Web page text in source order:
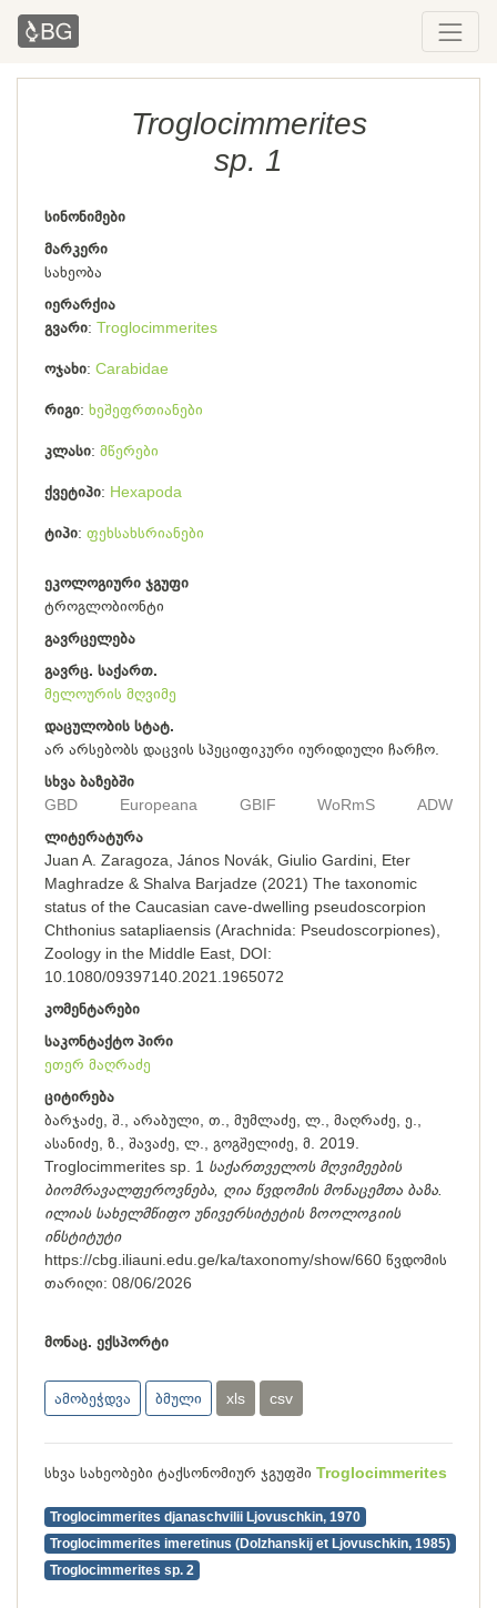
Troglocimmerites
sp. 1
სინონიმები
მარკერი
სახეობა
იერარქია
გვარი Troglocimmerites
ოჯახი Carabidae
რიგი ხეშეფრთიანები
კლასი მწერები
ქვეტიპი Hexapoda
ტიპი ფეხსახსრიანები
ეკოლოგიური ჯგუფი
ტროგლობიონტი
გავრცელება
გავრც. საქართ.
მელოურის მღვიმე
დაცულობის სტატ.
არ არსებობს დაცვის სპეციფიკური იურიდიული ჩარჩო.
სხვა ბაზებში
GBD
Europeana GBIF WoRmS
ADW
ლიტერატურა
Juan A. Zaragoza, János Novák, Giulio Gardini, Eter
Maghradze & Shalva Barjadze (2021) The taxonomic
status of the Caucasian cave-dwelling pseudoscorpion
Chthonius satapliaensis (Arachnida: Pseudoscorpiones),
Zoology in the Middle East, DOI:
10.1080/09397140.2021.1965072
კომენტარები
საკონტაქტო პირი
ეთერ მაღრაძე
ციტირება
ბარჯაძე, შ., არაბული, თ., მუმლაძე, ლ., მაღრაძე, ე.,
ასანიძე, ზ., შავაძე, ლ., გოგშელიძე, მ. 2019.
Troglocimmerites sp. 1 საქართველოს მღვიმეების
ბიომრავალფეროვნება, ღია წვდომის მონაცემთა ბაზა.
ილიას სახელმწიფო უნივერსიტეტის ზოოლოგიის
ინსტიტუტი
https://cbg.iliauni.edu.ge/ka/taxonomy/show/660 წვდომის
თარიღი: 08/06/2026
მონაც. ექსპორტი
ამობეჭდვა ბმული xls csv
სხვა სახეობები ტაქსონომიურ ჯგუფში Troglocimmerites
Troglocimmerites djanaschvilii Ljovuschkin, 1970
Troglocimmerites imeretinus (Dolzhanskij et Ljovuschkin, 1985)
Troglocimmerites sp. 2